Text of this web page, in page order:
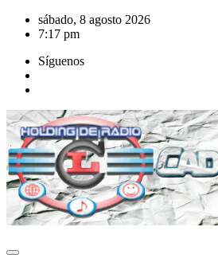
Saltar
sábado, 8 agosto 2026
7:17 pm
Síguenos